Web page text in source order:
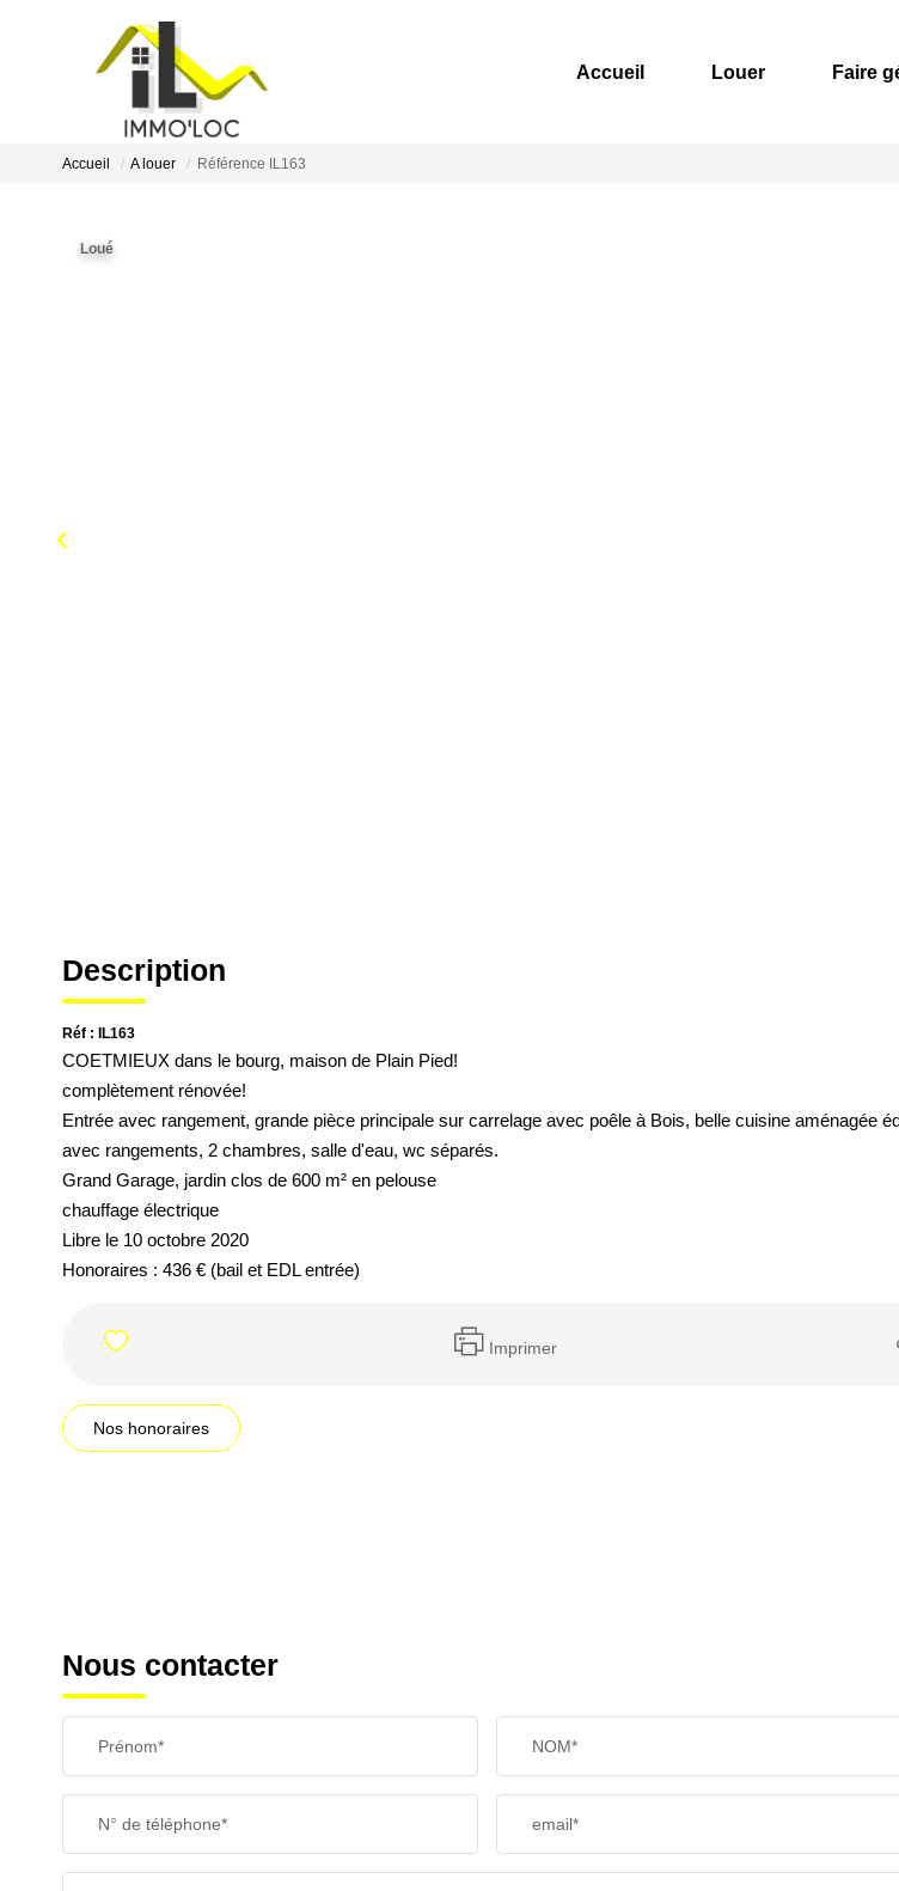
Accueil Louer Faire
Accueil A louer Référence IL163
Loué
Description
Réf : IL163
COETMIEUX dans le bourg, maison de Plain Pied!
complètement rénovée!
Entrée avec rangement, grande pièce principale sur carrelage avec poêle à Bois, belle cuisine aménagée
avec rangements, 2 chambres, salle d'eau, wc séparés.
Grand Garage, jardin clos de 600 m² en pelouse
chauffage électrique
Libre le 10 octobre 2020
Honoraires : 436 € (bail et EDL entrée)
Imprimer
Nos honoraires
Nous contacter
Prénom* NOM*
N° de téléphone* email*